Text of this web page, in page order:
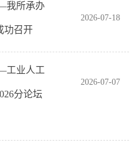
我所承办
功召开
2026-07-18
工业人工
分论坛
2026-07-07